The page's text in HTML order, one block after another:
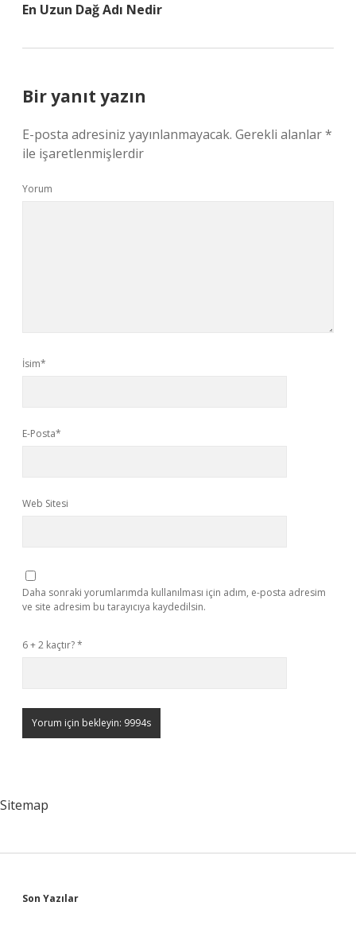
En Uzun Dağ Adı Nedir
Bir yanıt yazın
E-posta adresiniz yayınlanmayacak. Gerekli alanlar*
ile işaretlenmişlerdir
Yorum
İsim*
E-Posta*
Web Sitesi
Daha sonraki yorumlarımda kullanılması için adım, e-posta adresim
ve site adresim bu tarayıcıya kaydedilsin.
6 + 2 kaçtır?*
Sitemap
Sidebar
Son Yazılar